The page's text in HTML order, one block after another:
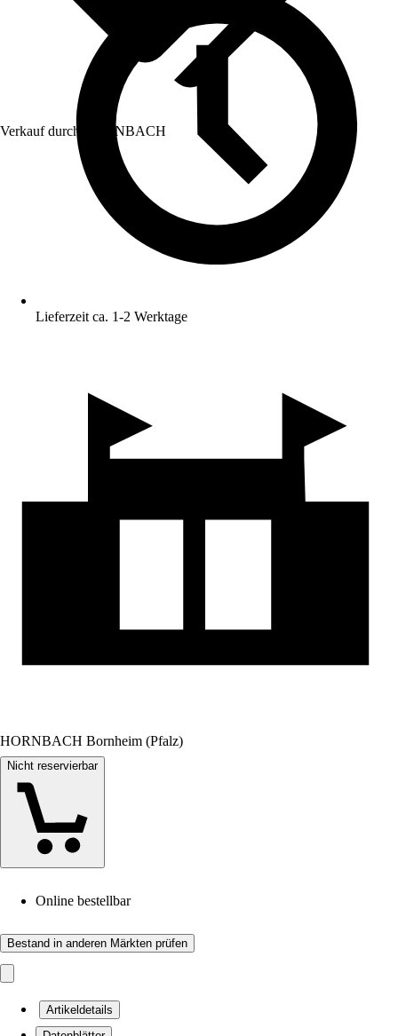
Verkauf durch: HORNBACH
Lieferzeit ca. 1-2 Werktage
HORNBACH Bornheim (Pfalz)
Nicht reservierbar
Online bestellbar
Bestand in anderen Märkten prüfen
Artikeldetails